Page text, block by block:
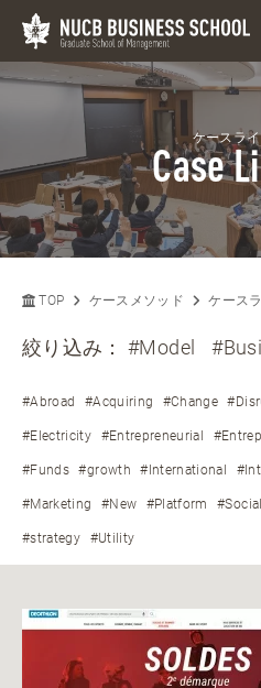
ケースラ
Case
TOP ケースメソッド ケース
絞り込み：#Model
#Abroad #Acquiring #Change
#Electricity #Entrepreneurial
#Funds #growth #International
#Marketing #New #Platform #Social
#strategy #Utility